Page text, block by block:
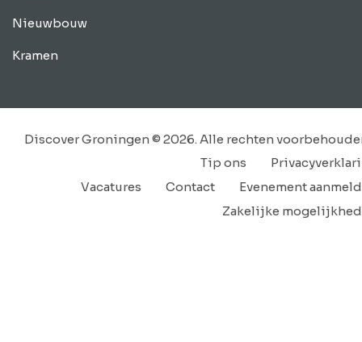
Nieuwbouw
Kramen
Discover Groningen © 2026. Alle rechten
Tip ons
Evenement
Contact
Vacatures
Zakelijke